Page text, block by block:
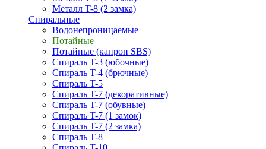
Металл T-8 (2 замка)
Спиральные
Водонепроницаемые
Потайные
Потайные (капрон SBS)
Спираль T-3 (юбочные)
Спираль T-4 (брючные)
Спираль T-5
Спираль T-7 (декоративные)
Спираль T-7 (обувные)
Спираль T-7 (1 замок)
Спираль T-7 (2 замка)
Спираль T-8